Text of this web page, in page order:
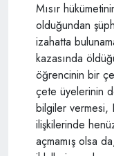
Mısır
olduğundan
izahatta
kazasında
öğrencinin bir
çete üyelerinin
bilgiler vermesi,
ilişkilerinde
açmamış olsa